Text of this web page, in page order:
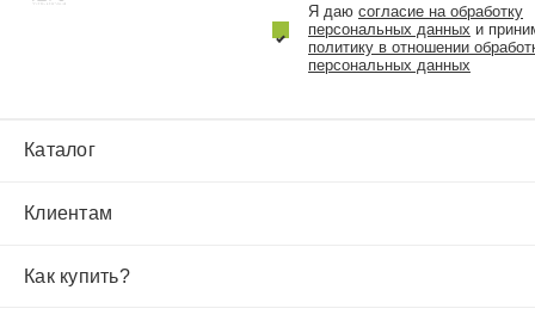
Каталог
Клиентам
Как купить?
Я даю согласие на обработку
персональных данных и
политику в отношении
персональных данных